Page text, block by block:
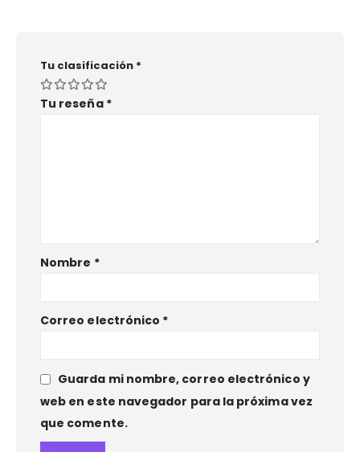
Tu clasificación *
Tu reseña *
Nombre *
Correo electrónico *
Guarda mi nombre, correo electrónico y
web en este navegador para la próxima vez
que comente.